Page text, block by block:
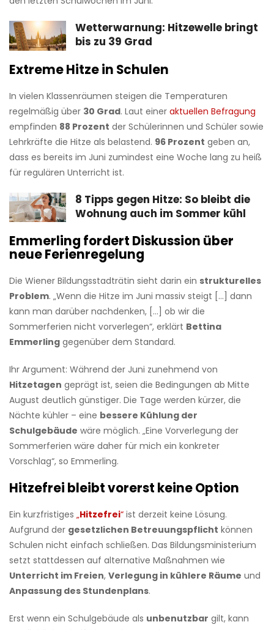
Wetterwarnung: Hitzewelle bringt
bis zu 39 Grad
Extreme Hitze in Schulen
In vielen Klassenräumen steigen die Temperaturen
regelmäßig über 30 Grad. Laut einer aktuellen Befragung
empfinden 88 Prozent der Schülerinnen und Schüler sowie
Lehrkräfte die Hitze als belastend. 96 Prozent geben an,
dass es bereits im Juni zumindest eine Woche lang zu heiß
für regulären Unterricht ist.
8 Tipps gegen Hitze: So bleibt die
Wohnung auch im Sommer kühl
Emmerling fordert Diskussion über
neue Ferienregelung
Die Wiener Bildungsstadträtin sieht darin ein strukturelles
Problem. „Wenn die Hitze im Juni massiv steigt [...] dann
kann man darüber nachdenken, [...] ob wir die
Sommerferien nicht vorverlegen“, erklärt Bettina
Emmerling gegenüber dem Standard.
Ihr Argument: Während der Juni zunehmend von
Hitzetagen geprägt ist, seien die Bedingungen ab Mitte
August deutlich günstiger. Die Tage werden kürzer, die
Nächte kühler – eine bessere Kühlung der
Schulgebäude wäre möglich. „Eine Vorverlegung der
Sommerferien wäre daher für mich ein konkreter
Vorschlag“, so Emmerling.
Hitzefrei bleibt vorerst keine Option
Ein kurzfristiges „Hitzefrei“ ist derzeit keine Lösung.
Aufgrund der gesetzlichen Betreuungspflicht können
Schulen nicht einfach schließen. Das Bildungsministerium
setzt stattdessen auf alternative Maßnahmen wie
Unterricht im Freien, Verlegung in kühlere Räume und
Anpassung des Stundenplans.
Erst wenn ein Schulgebäude als unbenutzbar gilt, kann